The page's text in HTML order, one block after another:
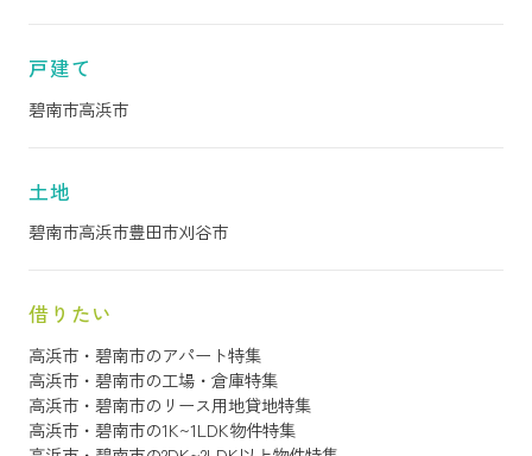
戸建て
碧南市高浜市
土地
碧南市高浜市豊田市刈谷市
借りたい
高浜市・碧南市のアパート特集
高浜市・碧南市の工場・倉庫特集
高浜市・碧南市のリース用地貸地特集
高浜市・碧南市の1K~1LDK物件特集